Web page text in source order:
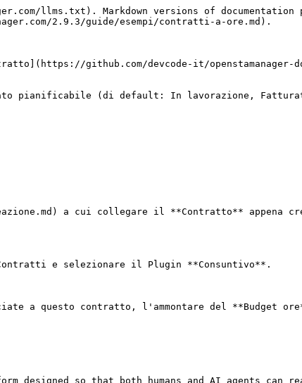
llms.txt). Markdown versions of documentation
2.9.3/guide/esempi/contratti-a-ore.md).
github.com/devcode-it/openstamanager-
pianificabile (di default: In lavorazione,
a cui collegare il **Contratto** appena
e selezionare il Plugin **Consuntivo**.
a questo contratto, l'ammontare del **Budget
designed so that both humans and AI agents can